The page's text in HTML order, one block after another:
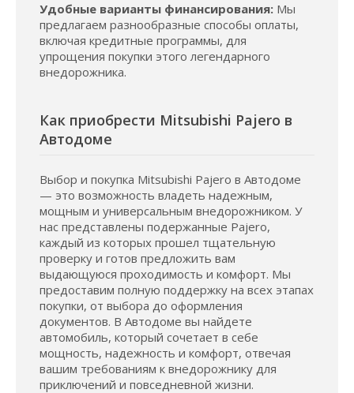
Удобные варианты финансирования: Мы
предлагаем разнообразные способы оплаты,
включая кредитные программы, для
упрощения покупки этого легендарного
внедорожника.
Как приобрести Mitsubishi Pajero в
Автодоме
Выбор и покупка Mitsubishi Pajero в Автодоме
— это возможность владеть надежным,
мощным и универсальным внедорожником. У
нас представлены подержанные Pajero,
каждый из которых прошел тщательную
проверку и готов предложить вам
выдающуюся проходимость и комфорт. Мы
предоставим полную поддержку на всех этапах
покупки, от выбора до оформления
документов. В Автодоме вы найдете
автомобиль, который сочетает в себе
мощность, надежность и комфорт, отвечая
вашим требованиям к внедорожнику для
приключений и повседневной жизни.